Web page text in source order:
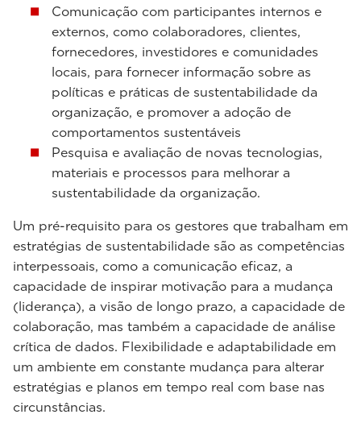
Comunicação com participantes internos e
externos, como colaboradores, clientes,
fornecedores, investidores e comunidades
locais, para fornecer informação sobre as
políticas e práticas de sustentabilidade da
organização, e promover a adoção de
comportamentos sustentáveis
Pesquisa e avaliação de novas tecnologias,
materiais e processos para melhorar a
sustentabilidade da organização.
Um pré-requisito para os gestores que trabalham em
estratégias de sustentabilidade são as competências
interpessoais, como a comunicação eficaz, a
capacidade de inspirar motivação para a mudança
(liderança), a visão de longo prazo, a capacidade de
colaboração, mas também a capacidade de análise
crítica de dados. Flexibilidade e adaptabilidade em
um ambiente em constante mudança para alterar
estratégias e planos em tempo real com base nas
circunstâncias.